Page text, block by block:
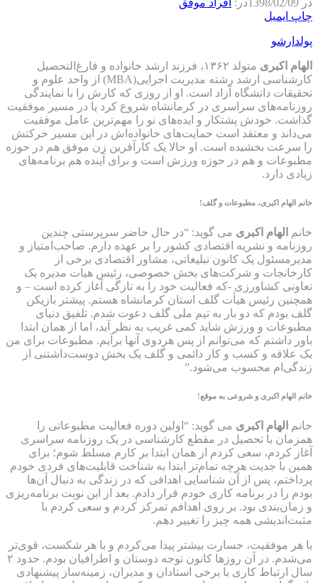
چاپ ایمیل
پولدارشو
الهام اکبری
متولد ۱۳۶۲، فرزند ارشد خانواده و فارغ‌التحصیل
کارشناسی ارشد رشته مدیریت اجرایی(MBA) از واحد علوم و
تحقیقات دانشگاه آزاد است. او از روزی که کارش را با نمایندگی
روزنامه‌های سراسری در کرمانشاه شروع کرد پا در مسیر موفقیت
گذاشت. خودش پشتکار و ایده‌های نو را مهم‌ترین عامل موفقیت
می‌داند و معتقد است حمایت‌های خانواده‌اش در این مسیر حرکتش
را سرعت بخشیده است. او حالا یک کارآفرین زن موفق هم در حوزه
مطبوعات و هم در حوزه ورزش است و برای آینده هم برنامه‌های
زیادی دارد.
خانم الهام اکبری، مطبوعات و گلف!
خانم الهام اکبری می گوید: “در حال حاضر سرپرستی چندین
روزنامه و نشریه اقتصادی کشور را بر عهده دارم. صاحب‌امتیاز و
مدیرمسئول یک کانون تبلیغاتی، مشاور اقتصادی برخی از
کارخانجات و شرکت‌های بخش خصوصی، رئیس هیات مدیره یک
تعاونی کشاورزی -که فعالیت خود را به تازگی آغاز کرده است – و
همچنین رئیس هیأت گلف استان کرمانشاه هستم. پیشتر بازیکن
گلف بودم که دو بار به تیم ملی گلف دعوت شدم. تلفیق دنیای
مطبوعات و ورزش شاید کمی غریب به نظر آید، اما از همان ابتدا
باور داشتم که می‌توانم از پس هردوی آنها برآیم. مطبوعات برای من
یک علاقه و کسب‌ و‌ کار دائمی و گلف یک بخش دوست‌داشتنی از
زندگی‌ام محسوب می‌شود.”
خانم الهام اکبری و شروعی به موقع!
خانم الهام اکبری می گوید: “اولین دوره فعالیت مطبوعاتی را
همزمان با تحصیل در مقطع کارشناسی در یک روزنامه سراسری
آغاز کردم، سعی کردم از همان ابتدا بر کارم مسلط شوم؛ برای
همین با جدیت هرچه تمام‌تر ابتدا به شناخت قابلیت‌های فردی خودم
پرداختم، پس از آن شناسایی اهدافی که در زندگی به دنبال آن‌ها
بودم را در برنامه کاری خودم قرار دادم. بعد از این نوبت برنامه‌ریزی
و زمان‌بندی بود. بر روی اهدافم تمرکز کردم و سعی کردم با
مثبت‌اندیشی همه چیز را تغییر دهم.
با هر موفقیت، جسارت بیشتر پیدا می‌کردم و با هر شکست، قوی‌تر
می‌شدم. در آن روزها کانون توجه دوستان و اطرافیان بودم. حدود ۲
سال ارتباط کاری با برخی استادان و مدیران، زمینه‌ساز پیشنهادی